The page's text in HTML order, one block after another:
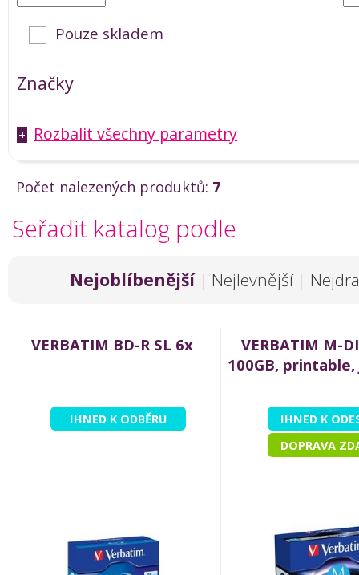
Pouze skladem
Značky
+ Rozbalit všechny parametry
Počet nalezených produktů: 7
Seřadit katalog podle
Nejoblíbenější | Nejlevnější |
VERBATIM BD-R SL 6x
IHNED K ODBĚRU
VERBATIM M-
100GB,
IHNED K
DOPRAVA